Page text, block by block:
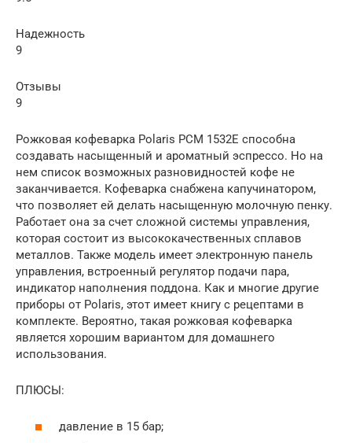
Надежность
9
Отзывы
9
Рожковая кофеварка Polaris PCM 1532E способна
создавать насыщенный и ароматный эспрессо. Но на
нем список возможных разновидностей кофе не
заканчивается. Кофеварка снабжена капучинатором,
что позволяет ей делать насыщенную молочную пенку.
Работает она за счет сложной системы управления,
которая состоит из высококачественных сплавов
металлов. Также модель имеет электронную панель
управления, встроенный регулятор подачи пара,
индикатор наполнения поддона. Как и многие другие
приборы от Polaris, этот имеет книгу с рецептами в
комплекте. Вероятно, такая рожковая кофеварка
является хорошим вариантом для домашнего
использования.
ПЛЮСЫ:
давление в 15 бар;